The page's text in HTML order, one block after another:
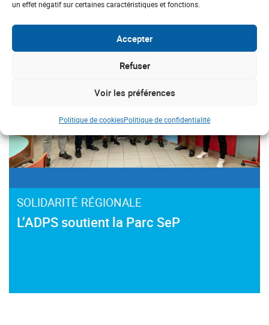
un effet négatif sur certaines caractéristiques et fonctions.
Accepter
Refuser
Voir les préférences
Politique de cookiesPolitique de confidentialité
SOLIDARITÉ RÉGIONALE
L’ADPS soutient la Parc SeP